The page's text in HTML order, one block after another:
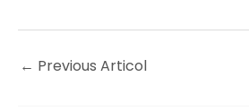
← Previous Articol